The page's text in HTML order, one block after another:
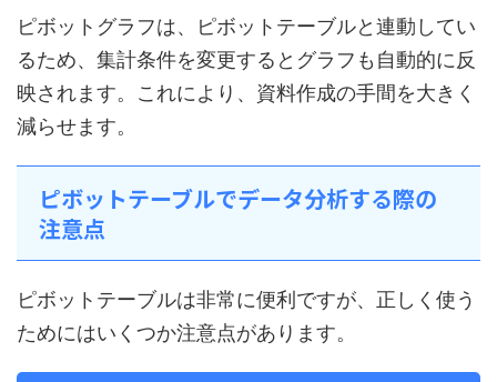
ピボットグラフは、ピボットテーブルと連動してい
るため、集計条件を変更するとグラフも自動的に反
映されます。これにより、資料作成の手間を大きく
減らせます。
ピボットテーブルでデータ分析する際の
注意点
ピボットテーブルは非常に便利ですが、正しく使う
ためにはいくつか注意点があります。